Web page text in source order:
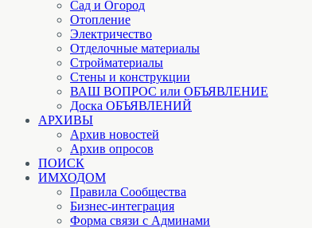
Сад и Огород
Отопление
Электричество
Отделочные материалы
Стройматериалы
Стены и конструкции
ВАШ ВОПРОС или ОБЪЯВЛЕНИЕ
Доска ОБЪЯВЛЕНИЙ
АРХИВЫ
Архив новостей
Архив опросов
ПОИСК
ИМХОДОМ
Правила Сообщества
Бизнес-интеграция
Форма связи с Админами